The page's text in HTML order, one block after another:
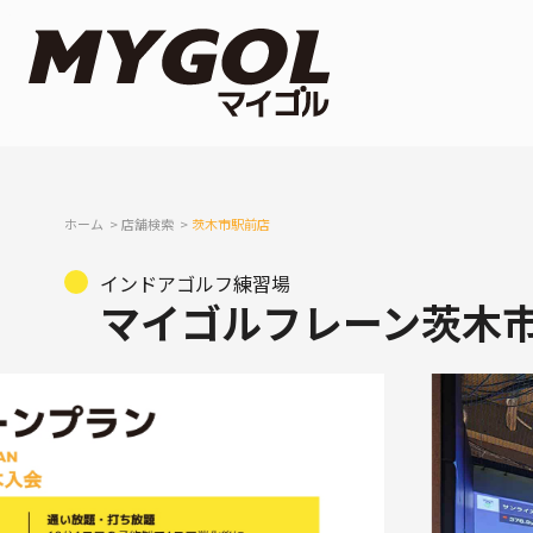
ホーム 店舗検索 茨木市駅前店
インドアゴルフ練習場
マイゴルフレーン茨木